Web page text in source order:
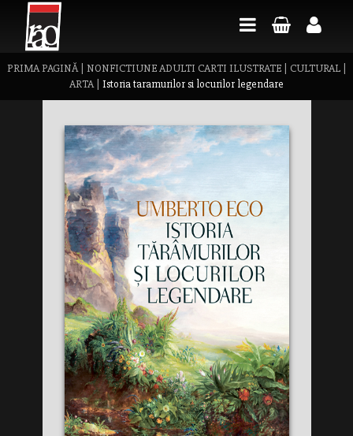
PRIMA PAGINĂ| NONFICTIUNE ADULTI CARTI ILUSTRATE| CULTURAL|
ARTA| Istoria taramurilor si locurilor legendare